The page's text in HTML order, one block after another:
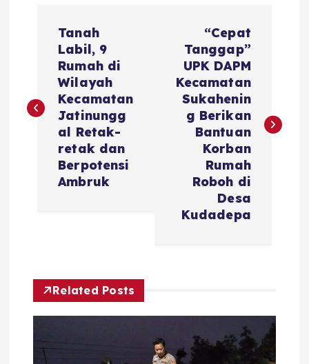
i
p
o
Tanah
Labil, 9
Rumah di
Wilayah
Kecamatan
Jatinungg
al Retak-
retak dan
Berpotensi
Ambruk
“Cepat
Tanggap”
UPK DAPM
Kecamatan
Sukahenin
g Berikan
Bantuan
Korban
Rumah
Roboh di
Desa
Kudadepa
Related Posts